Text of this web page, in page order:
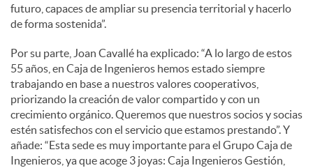
futuro, capaces de ampliar su presencia territorial y hacerlo
de forma sostenida”.
Por su parte, Joan Cavallé ha explicado: “A lo largo de estos
55 años, en Caja de Ingenieros hemos estado siempre
trabajando en base a nuestros valores cooperativos,
priorizando la creación de valor compartido y con un
crecimiento orgánico. Queremos que nuestros socios y socias
estén satisfechos con el servicio que estamos prestando”. Y
añade: “Esta sede es muy importante para el Grupo Caja de
Ingenieros, ya que acoge 3 joyas: Caja Ingenieros Gestión,